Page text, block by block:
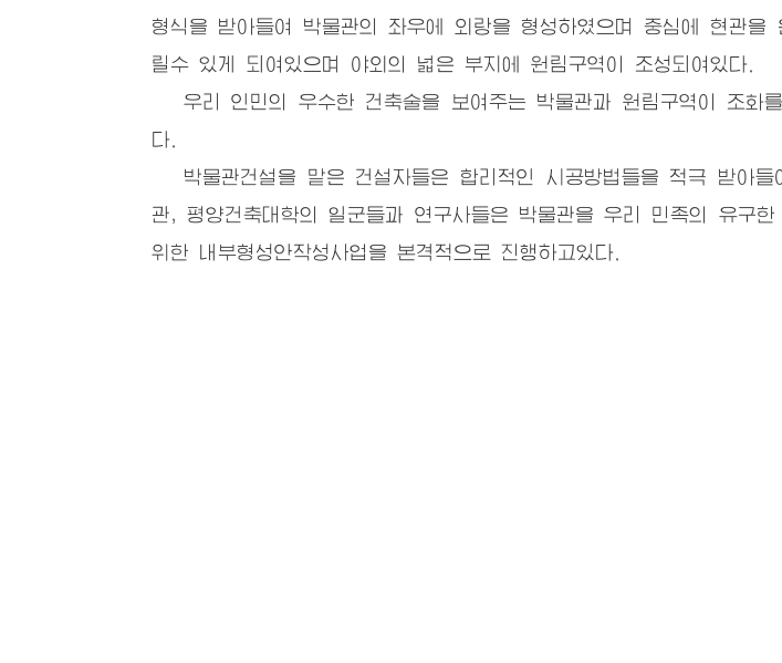
형식을 받아들여 박물관의 좌우에 외랑을 형성하였으며 중심에 현관
릴수 있게 되여있으며 야외의 넓은 부지에 원림구역이 조성되여있다.
우리 인민의 우수한 건축술을 보여주는 박물관과 원림구역이 조화
다.
박물관건설을 맡은 건설자들은 합리적인 시공방법들을 적극 받아들
관, 평양건축대학의 일군들과 연구사들은 박물관을 우리 민족의 유구
위한 내부형성안작성사업을 본격적으로 진행하고있다.